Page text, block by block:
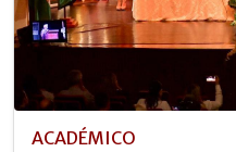
ACADÉMICO